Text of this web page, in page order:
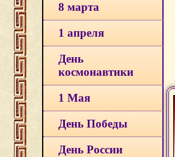
8 марта
1 апреля
День
космонавтики
1 Мая
День Победы
День России